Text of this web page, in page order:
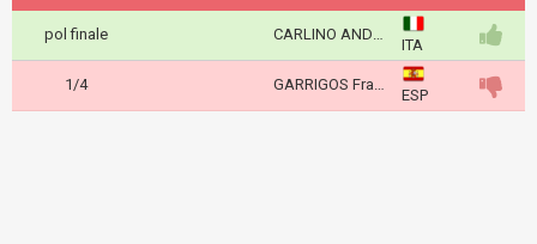
pol finale CARLINO ANDREA
ITA
1/4 GARRIGOS Francisco
ESP